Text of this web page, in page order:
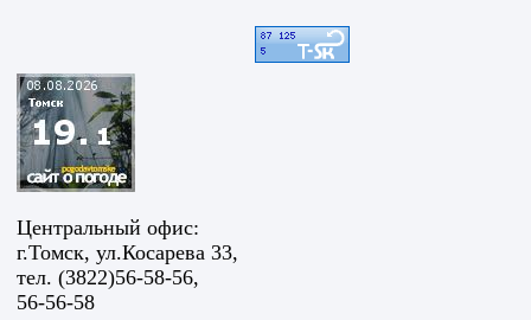
Центральный офис:
г.Томск, ул.Косарева 33,
тел. (3822)56-58-56,
56-56-58